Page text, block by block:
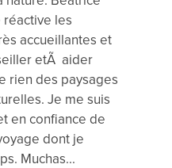
les
accueillantes et
etÃ aider
rien des paysages
Je me suis
en confiance de
dont je
Muchas...